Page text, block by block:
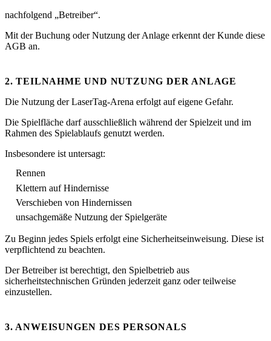
nachfolgend „Betreiber“.
Mit der Buchung oder Nutzung der Anlage erkennt der Kunde diese
AGB an.
2. TEILNAHME UND NUTZUNG DER ANLAGE
Die Nutzung der LaserTag-Arena erfolgt auf eigene Gefahr.
Die Spielfläche darf ausschließlich während der Spielzeit und im
Rahmen des Spielablaufs genutzt werden.
Insbesondere ist untersagt:
Rennen
Klettern auf Hindernisse
Verschieben von Hindernissen
unsachgemäße Nutzung der Spielgeräte
Zu Beginn jedes Spiels erfolgt eine Sicherheitseinweisung. Diese ist
verpflichtend zu beachten.
Der Betreiber ist berechtigt, den Spielbetrieb aus
sicherheitstechnischen Gründen jederzeit ganz oder teilweise
einzustellen.
3. ANWEISUNGEN DES PERSONALS